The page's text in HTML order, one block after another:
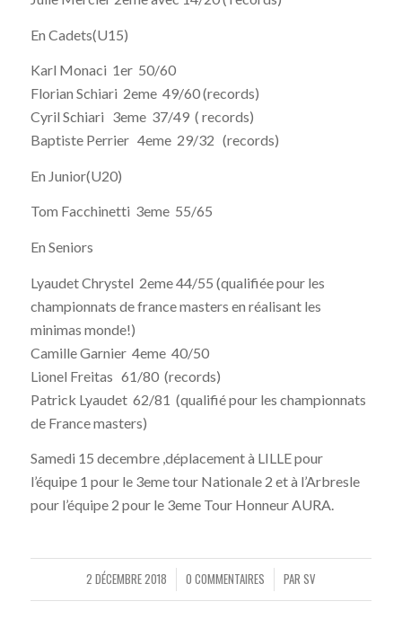
En Cadets(U15)
Karl Monaci 1er 50/60
Florian Schiari 2eme 49/60 (records)
Cyril Schiari 3eme 37/49 ( records)
Baptiste Perrier 4eme 29/32 (records)
En Junior(U20)
Tom Facchinetti 3eme 55/65
En Seniors
Lyaudet Chrystel 2eme 44/55 (qualifiée pour les
championnats de france masters en réalisant les
minimas monde!)
Camille Garnier 4eme 40/50
Lionel Freitas 61/80 (records)
Patrick Lyaudet 62/81 (qualifié pour les championnats
de France masters)
Samedi 15 decembre ,déplacement à LILLE pour
l’équipe 1 pour le 3eme tour Nationale 2 et à l’Arbresle
pour l’équipe 2 pour le 3eme Tour Honneur AURA.
2 DÉCEMBRE 2018
/ 0 COMMENTAIRES
/ PAR SV